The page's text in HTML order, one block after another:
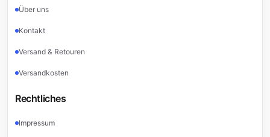
Über uns
Kontakt
Versand & Retouren
Versandkosten
Rechtliches
Impressum